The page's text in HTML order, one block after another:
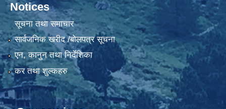
Notices
सूचना तथा समाचार
सार्वजनिक खरीद /बोलपत्र सूचना
एन, कानुन तथा निर्देशिका
कर तथा शुल्कहरु